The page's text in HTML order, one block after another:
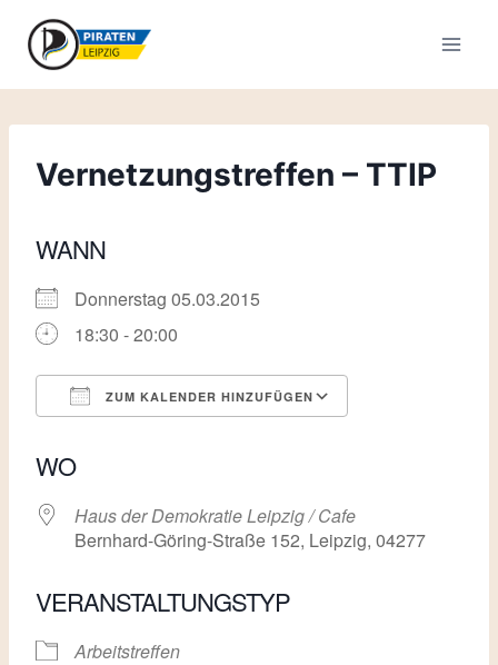
Inhalt
springen
Vernetzungstreffen – TTIP
WANN
Donnerstag 05.03.2015
18:30 - 20:00
ZUM KALENDER HINZUFÜGEN
WO
Haus der Demokratie Leipzig / Cafe
Bernhard-Göring-Straße 152, Leipzig, 04277
VERANSTALTUNGSTYP
Arbeitstreffen